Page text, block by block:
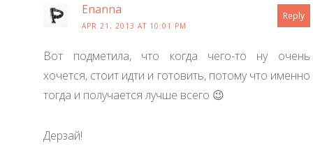
Enanna Reply
APR 21, 2013 AT 10:01 PM
Вот подметила, что когда чего-то ну очень
хочется, стоит идти и готовить, потому что именно
тогда и получается лучше всего 😉
Дерзай!